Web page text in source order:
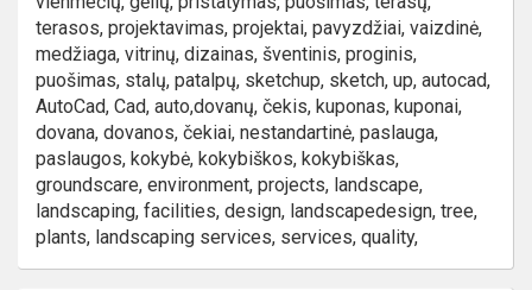
terasos, projektavimas, projektai, pavyzdžiai, vaizdinė,
medžiaga, vitrinų, dizainas, šventinis, proginis,
puošimas, stalų, patalpų, sketchup, sketch, up, autocad,
AutoCad, Cad, auto,dovanų, čekis, kuponas, kuponai,
dovana, dovanos, čekiai, nestandartinė, paslauga,
paslaugos, kokybė, kokybiškos, kokybiškas,
groundscare, environment, projects, landscape,
landscaping, facilities, design, landscapedesign, tree,
plants, landscaping services, services, quality,